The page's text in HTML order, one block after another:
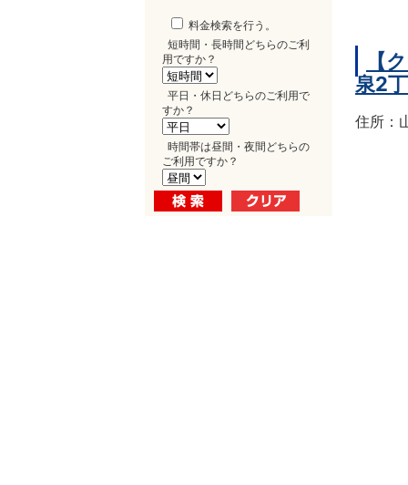
料金検索を行う。
短時間・長時間どちらのご利
用ですか？
平日・休日どちらのご利用で
すか？
時間帯は昼間・夜間どちらの
ご利用ですか？
【
泉2
住所：